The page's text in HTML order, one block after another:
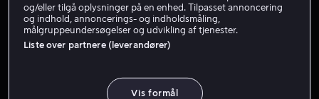
og/eller tilgå oplysninger på en enhed. Tilpasset annoncering
og indhold, annoncerings- og indholdsmåling,
målgruppeundersøgelser og udvikling af tjenester.
Liste over partnere (leverandører)
Vis formål